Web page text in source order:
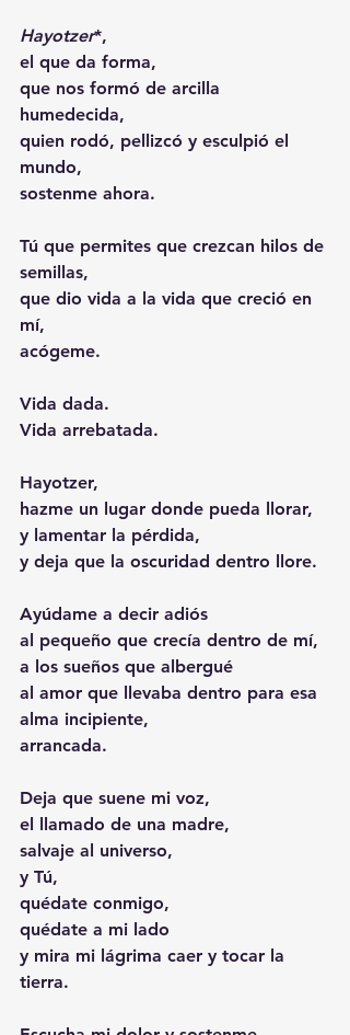
Hayotzer*,
el que da forma,
que nos formó de arcilla
humedecida,
quien rodó, pellizcó y esculpió el
mundo,
sostenme ahora.
Tú que permites que crezcan hilos de
semillas,
que dio vida a la vida que creció en
mí,
acógeme.
Vida dada.
Vida arrebatada.
Hayotzer,
hazme un lugar donde pueda llorar,
y lamentar la pérdida,
y deja que la oscuridad dentro llore.
Ayúdame a decir adiós
al pequeño que crecía dentro de mí,
a los sueños que albergué
al amor que llevaba dentro para esa
alma incipiente,
arrancada.
Deja que suene mi voz,
el llamado de una madre,
salvaje al universo,
y Tú,
quédate conmigo,
quédate a mi lado
y mira mi lágrima caer y tocar la
tierra.